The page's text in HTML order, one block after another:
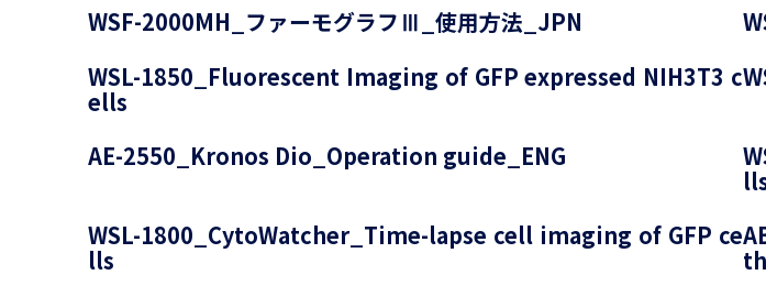
WSF-2000MH_ファーモグラフⅢ_使用方法_JPN
WSL-1850_Fluorescent Imaging of GFP expressed NIH3T3 c
ells
AE-2550_Kronos Dio_Operation guide_ENG
WSL-1800_CytoWatcher_Time-lapse cell imaging of GFP ce
lls